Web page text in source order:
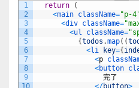
1
2
3
4
5
6
7
8
9
10
return
(
<main className="p-
<div className=
<ul className=
{todos .map( (
<li key={
<p
<button
完了
</button>